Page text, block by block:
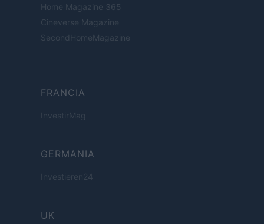
Home Magazine 365
Cineverse Magazine
SecondHomeMagazine
FRANCIA
InvestirMag
GERMANIA
Investieren24
UK